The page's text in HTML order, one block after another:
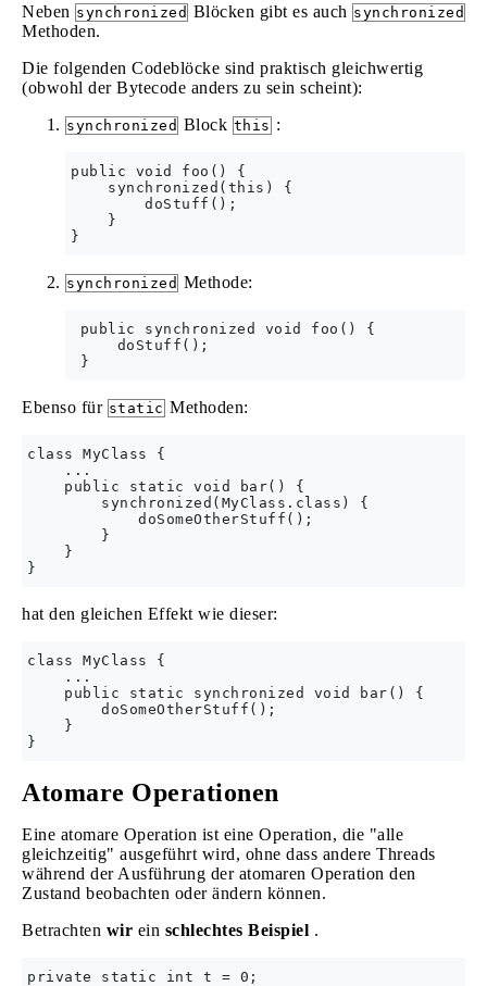
Neben synchronized Blöcken gibt es auch synchronized
Methoden.
Die folgenden Codeblöcke sind praktisch gleichwertig
(obwohl der Bytecode anders zu sein scheint):
synchronized Block this :
public void foo() {
    synchronized(this) {
        doStuff();
    }
synchronized Methode:
public synchronized void foo() {
     doStuff();
Ebenso für static Methoden:
class MyClass {
    ...
    public static void bar() {
        synchronized(MyClass.class) {
            doSomeOtherStuff();
        }
    }
hat den gleichen Effekt wie dieser:
class MyClass {
    ...
    public static synchronized void bar() {
        doSomeOtherStuff();
    }
Atomare Operationen
Eine atomare Operation ist eine Operation, die "alle
gleichzeitig" ausgeführt wird, ohne dass andere Threads
während der Ausführung der atomaren Operation den
Zustand beobachten oder ändern können.
Betrachten wir ein schlechtes Beispiel .
private static int t = 0;